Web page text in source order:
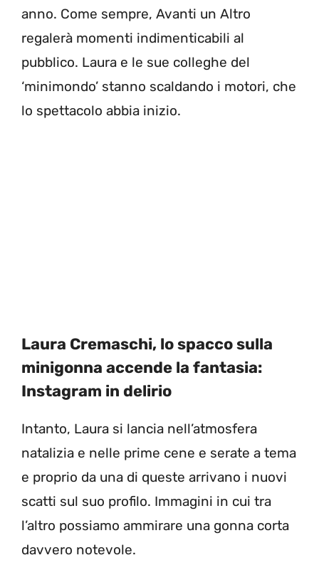
anno. Come sempre, Avanti un Altro
regalerà momenti indimenticabili al
pubblico. Laura e le sue colleghe del
‘minimondo’ stanno scaldando i motori, che
lo spettacolo abbia inizio.
Laura Cremaschi, lo spacco sulla
minigonna accende la fantasia:
Instagram in delirio
Intanto, Laura si lancia nell’atmosfera
natalizia e nelle prime cene e serate a tema
e proprio da una di queste arrivano i nuovi
scatti sul suo profilo. Immagini in cui tra
l’altro possiamo ammirare una gonna corta
davvero notevole.